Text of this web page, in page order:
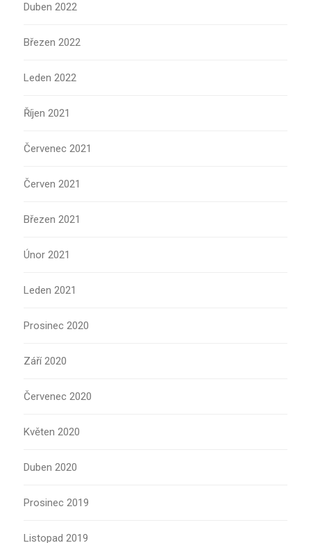
Duben 2022
Březen 2022
Leden 2022
Říjen 2021
Červenec 2021
Červen 2021
Březen 2021
Únor 2021
Leden 2021
Prosinec 2020
Září 2020
Červenec 2020
Květen 2020
Duben 2020
Prosinec 2019
Listopad 2019